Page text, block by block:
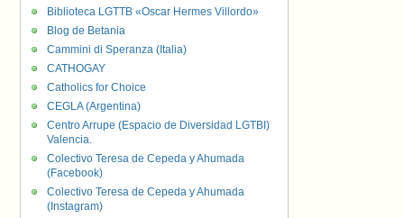
Biblioteca LGTTB «Oscar Hermes Villordo»
Blog de Betania
Cammini di Speranza (Italia)
CATHOGAY
Catholics for Choice
CEGLA (Argentina)
Centro Arrupe (Espacio de Diversidad LGTBI)
Valencia.
Colectivo Teresa de Cepeda y Ahumada
(Facebook)
Colectivo Teresa de Cepeda y Ahumada
(Instagram)